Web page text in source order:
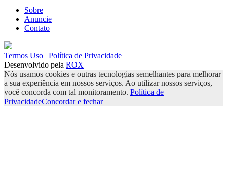
Sobre
Anuncie
Contato
Termos Uso | Política de Privacidade
Desenvolvido pela ROX
Nós usamos cookies e outras tecnologias semelhantes para melhorar
a sua experiência em nossos serviços. Ao utilizar nossos serviços,
você concorda com tal monitoramento. Política de
PrivacidadeConcordar e fechar